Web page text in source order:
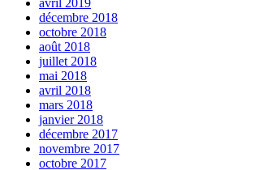
décembre 2018
octobre 2018
août 2018
juillet 2018
mai 2018
avril 2018
mars 2018
janvier 2018
décembre 2017
novembre 2017
octobre 2017